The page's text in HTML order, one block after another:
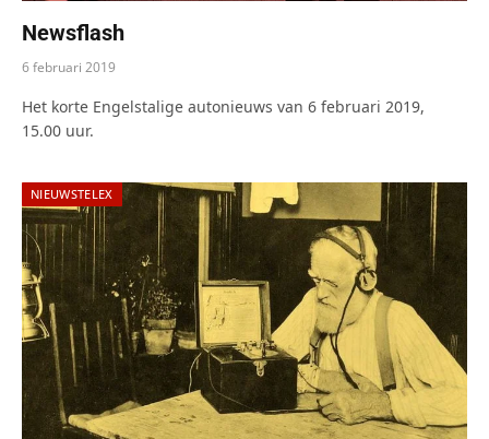
Newsflash
6 februari 2019
Het korte Engelstalige autonieuws van 6 februari 2019,
15.00 uur.
NIEUWSTELEX